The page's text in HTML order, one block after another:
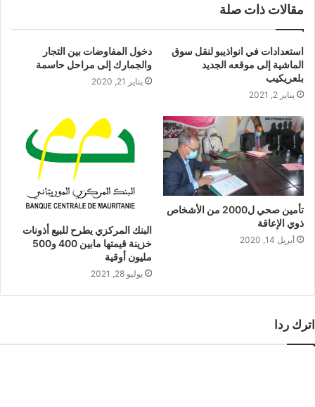
مقالات ذات صلة
استعدادات في انواذيبو لنقل سوق
الماشية إلى موقعه الجديد
بلعريكيب
يناير 2, 2021
دخول المفاوضات بين التجار
والجمارك إلى مراحل حاسمة
يناير 21, 2020
تأمين صحي ل2000 من الأشخاص
ذوي الإعاقة
أبريل 14, 2020
البنك المركزي يطرح للبيع أذونات
خزينة قيمتها مابين 400 و500
مليون أوقية
يوليو 28, 2021
اترك ردا